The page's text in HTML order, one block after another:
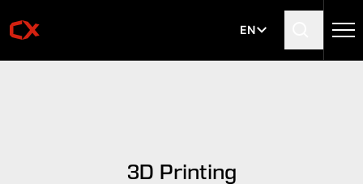
EN
3D Printing